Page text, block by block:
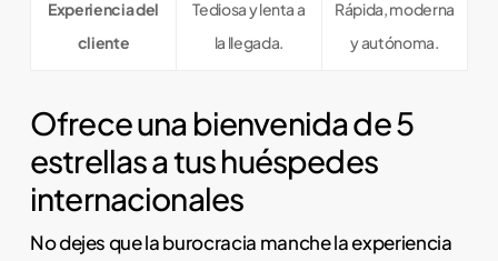
Experiencia del
cliente
Tediosa y lenta a
la llegada.
Rápida, moderna
y autónoma.
Ofrece una bienvenida de 5
estrellas a tus huéspedes
internacionales
No dejes que la burocracia manche la experiencia